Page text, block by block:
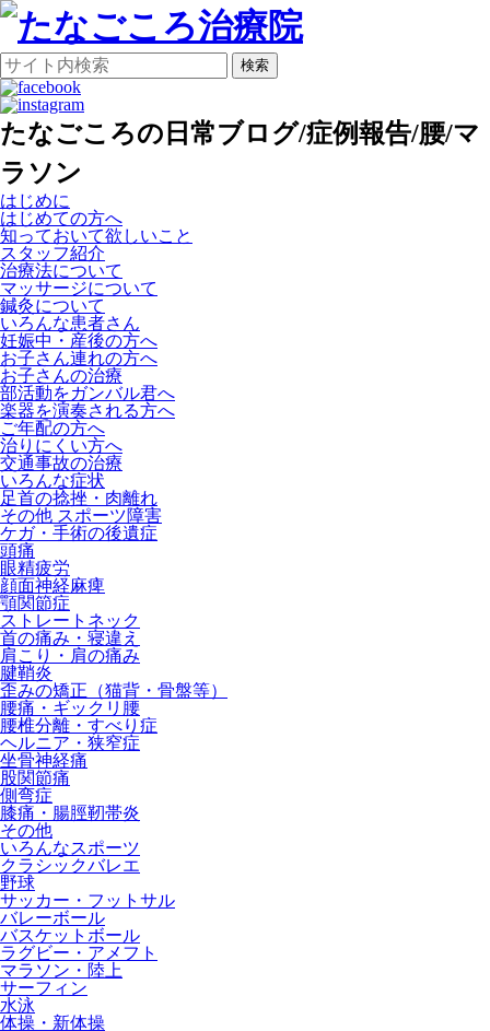
検索
たなごころの日常ブログ/症例報告/腰/マ
ラソン
はじめに
はじめての方へ
知っておいて欲しいこと
スタッフ紹介
治療法について
マッサージについて
鍼灸について
いろんな患者さん
妊娠中・産後の方へ
お子さん連れの方へ
お子さんの治療
部活動をガンバル君へ
楽器を演奏される方へ
ご年配の方へ
治りにくい方へ
交通事故の治療
いろんな症状
足首の捻挫・肉離れ
その他 スポーツ障害
ケガ・手術の後遺症
頭痛
眼精疲労
顔面神経麻痺
顎関節症
ストレートネック
首の痛み・寝違え
肩こり・肩の痛み
腱鞘炎
歪みの矯正（猫背・骨盤等）
腰痛・ギックリ腰
腰椎分離・すべり症
ヘルニア・狭窄症
坐骨神経痛
股関節痛
側弯症
膝痛・腸脛靭帯炎
その他
いろんなスポーツ
クラシックバレエ
野球
サッカー・フットサル
バレーボール
バスケットボール
ラグビー・アメフト
マラソン・陸上
サーフィン
水泳
体操・新体操